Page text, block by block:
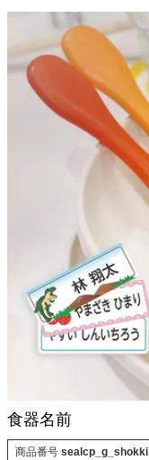
食器名前
商品番号 sealcp_g_shokki